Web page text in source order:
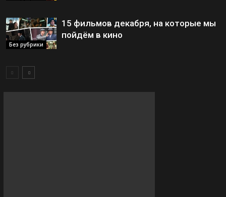
Без рубрики
15 фильмов декабря, на которые мы
пойдём в кино